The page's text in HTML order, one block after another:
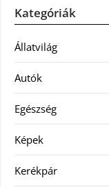
Kategóriák
Állatvilág
Autók
Egészség
Képek
Kerékpár